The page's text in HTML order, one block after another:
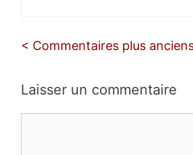
Navigation
commentaires
< Commentaires plus
Laisser un commentaire